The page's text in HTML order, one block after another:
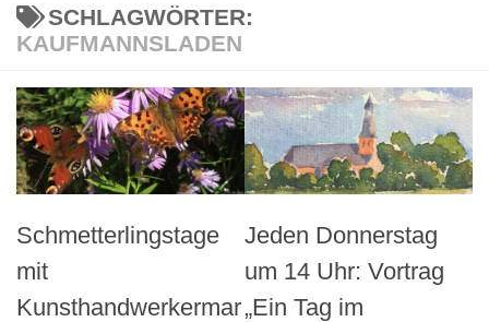
SCHLAGWÖRTER:
KAUFMANNSLADEN
Schmetterlingstage
mit
Kunsthandwerkermar
Jeden Donnerstag
um 14 Uhr: Vortrag
„Ein Tag im